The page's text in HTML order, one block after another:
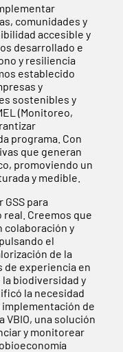
comunidades y
accesible y
desarrollado e
y resiliencia
establecido
y
sostenibles y
(Monitoreo,
programa. Con
que generan
promoviendo un
y medible.
para
Creemos que
colaboración y
el
de la
de experiencia en
biodiversidad y
la necesidad
de
VBIO, una solución
y monitorear